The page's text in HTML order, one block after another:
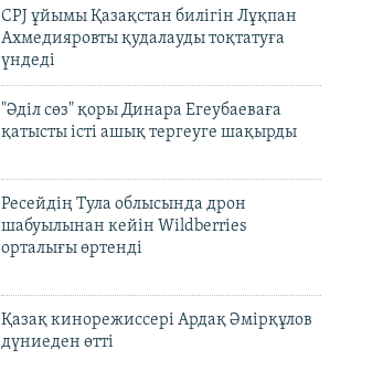
CPJ ұйымы Қазақстан билігін Лұқпан
Ахмедияровты қудалауды тоқтатуға
үндеді
"Әділ сөз" қоры Динара Егеубаеваға
қатысты істі ашық тергеуге шақырды
Ресейдің Тула облысында дрон
шабуылынан кейін Wildberries
орталығы өртенді
Қазақ кинорежиссері Ардақ Әмірқұлов
дүниеден өтті